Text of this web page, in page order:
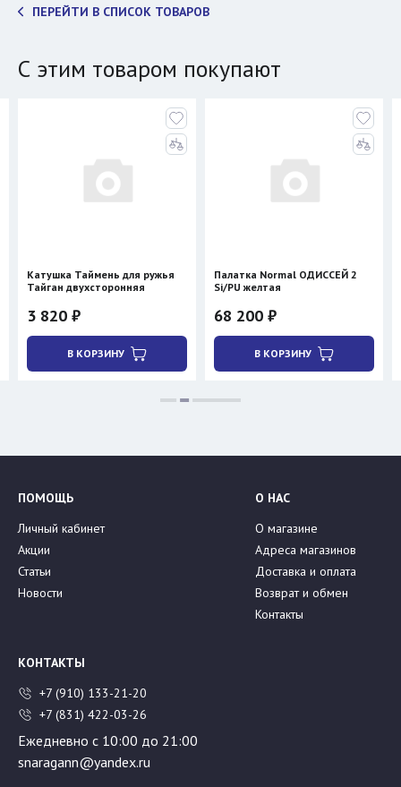
ПЕРЕЙТИ В СПИСОК ТОВАРОВ
С этим товаром покупают
Катушка Таймень для ружья
Тайган двухсторонняя
3 820 ₽
В КОРЗИНУ
Палатка Normal ОДИССЕЙ 2
Si/PU желтая
68 200 ₽
В КОРЗИНУ
ПОМОЩЬ
Личный кабинет
Акции
Статьи
Новости
О НАС
О магазине
Адреса магазинов
Доставка и оплата
Возврат и обмен
Контакты
КОНТАКТЫ
+7 (910) 133-21-20
+7 (831) 422-03-26
Ежедневно с 10:00 до 21:00
snaragann@yandex.ru